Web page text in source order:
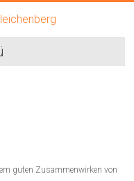
guten Zusammenwirken von